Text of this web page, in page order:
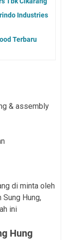
Industries
Terbaru
& assembly
di minta oleh
Sung Hung,
ini
Hung